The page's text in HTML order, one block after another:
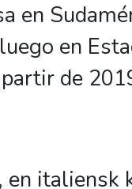
en
en
de
en italiensk